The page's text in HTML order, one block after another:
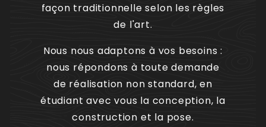
façon traditionnelle selon les règles
de l'art.
Nous nous adaptons à vos besoins :
nous répondons à toute demande
de réalisation non standard, en
étudiant avec vous la conception, la
construction et la pose.